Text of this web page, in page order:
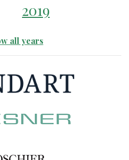
2019
all years